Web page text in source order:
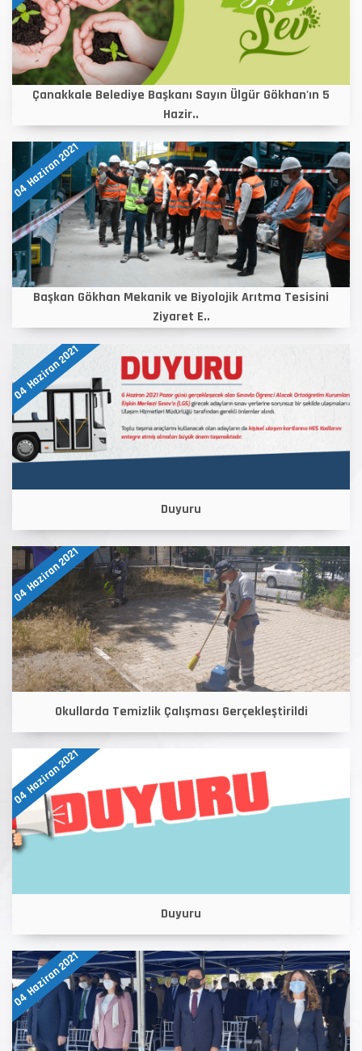
Çanakkale Belediye Başkanı Sayın Ülgür Gökhan'ın 5
Hazir..
04 Haziran 2021
Başkan Gökhan Mekanik ve Biyolojik Arıtma Tesisini
Ziyaret E..
04 Haziran 2021
Duyuru
04 Haziran 2021
Okullarda Temizlik Çalışması Gerçekleştirildi
04 Haziran 2021
Duyuru
04 Haziran 2021